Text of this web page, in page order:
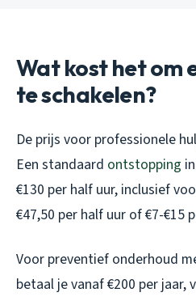
Wat kost het om
te schakelen?
De prijs voor professionele
Een standaard ontstopping
€130 per half uur, inclusief
€47,50 per half uur of €7-€15
Voor preventief onderhoud
betaal je vanaf €200 per jaar,